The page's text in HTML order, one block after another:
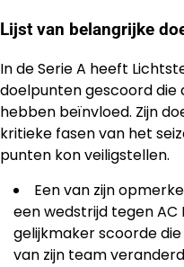
Lijst van belangrijke
In de Serie A heeft
doelpunten gescoord die
hebben beïnvloed. Zijn
kritieke fasen van het
punten kon veiligstellen.
Een van zijn
een wedstrijd tegen AC
gelijkmaker scoorde
van zijn team